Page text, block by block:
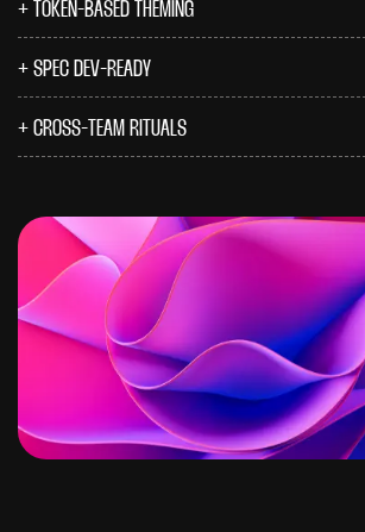
TOKEN-BASED THEMING
SPEC DEV-READY
CROSS-TEAM RITUALS